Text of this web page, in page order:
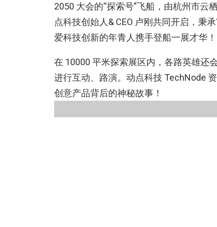
2050 大会的“探索号”飞船，由杭州市云
点科技创始人& CEO 卢刚共同开启，秉
爱科技创新的年青人携手登船一展才华！
在 10000 平米探索展区内，各路英雄还
进行互动、路演。动点科技 TechNode
创意产品背后的神秘故事！